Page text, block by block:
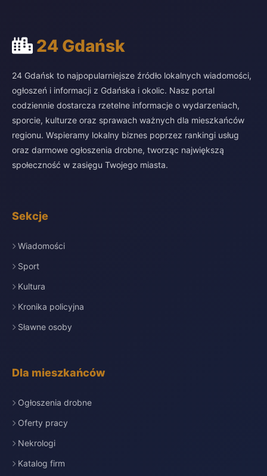
24 Gdańsk
24 Gdańsk to najpopularniejsze źródło lokalnych wiadomości,
ogłoszeń i informacji z Gdańska i okolic. Nasz portal
codziennie dostarcza rzetelne informacje o wydarzeniach,
sporcie, kulturze oraz sprawach ważnych dla mieszkańców
regionu. Wspieramy lokalny biznes poprzez rankingi usług
oraz darmowe ogłoszenia drobne, tworząc największą
społeczność w zasięgu Twojego miasta.
Sekcje
Wiadomości
Sport
Kultura
Kronika policyjna
Sławne osoby
Dla mieszkańców
Ogłoszenia drobne
Oferty pracy
Nekrologi
Katalog firm